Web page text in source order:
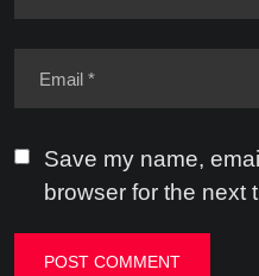
Save my name,
browser for the next